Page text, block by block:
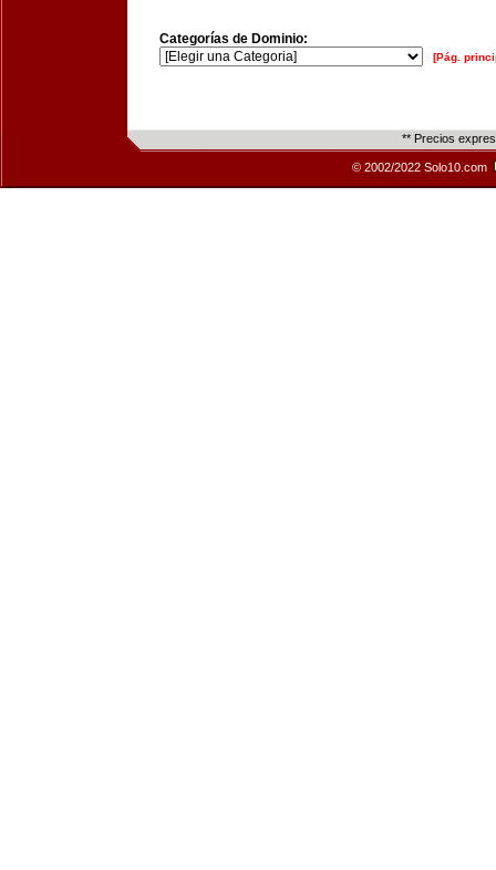
Categorías de Dominio:
[Pág.
** Precios
© 2002/2022 Solo10.com